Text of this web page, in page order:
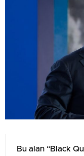
Bu alan “Black